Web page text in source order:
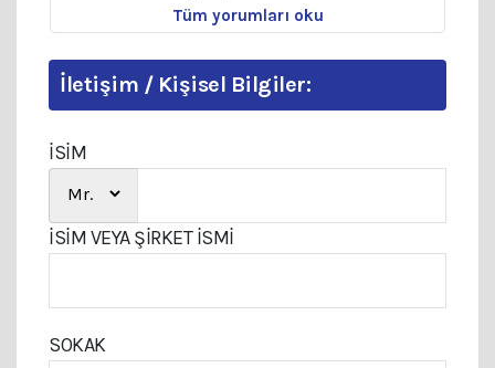
Tüm yorumları oku
İletişim / Kişisel Bilgiler:
İSİM
İSIM VEYA ŞIRKET İSMI
SOKAK